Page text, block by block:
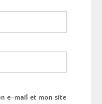
e-mail et mon site